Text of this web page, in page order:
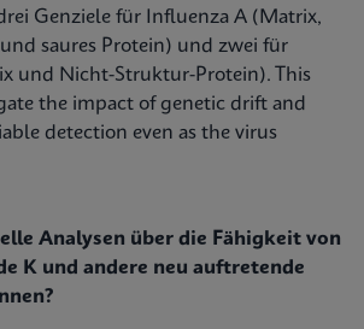
Genziele für Influenza A (Matrix,
saures Protein) und zwei für
und Nicht-Struktur-Protein). This
the impact of genetic drift and
detection even as the virus
Analysen über die Fähigkeit von
K und andere neu auftretende